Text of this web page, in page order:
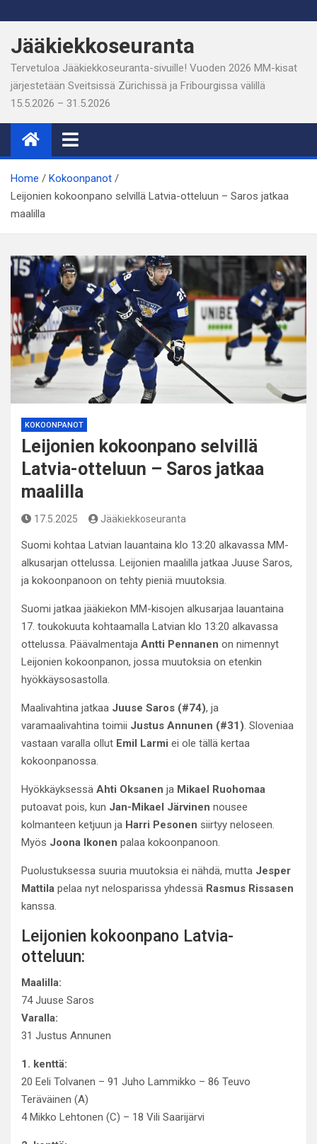
to
content
Jääkiekkoseuranta
Tervetuloa Jääkiekkoseuranta-sivuille! Vuoden 2026 MM-kisat
järjestetään Sveitsissä Zürichissä ja Fribourgissa välillä
15.5.2026 – 31.5.2026
Home
Kokoonpanot
Leijonien kokoonpano selvillä Latvia-otteluun – Saros jatkaa
maalilla
KOKOONPANOT
Leijonien kokoonpano selvillä
Latvia-otteluun – Saros jatkaa
maalilla
17.5.2025 Jääkiekkoseuranta
Suomi kohtaa Latvian lauantaina klo 13:20 alkavassa MM-
alkusarjan ottelussa. Leijonien maalilla jatkaa Juuse Saros,
ja kokoonpanoon on tehty pieniä muutoksia.
Suomi jatkaa jääkiekon MM-kisojen alkusarjaa lauantaina
17. toukokuuta kohtaamalla Latvian klo 13:20 alkavassa
ottelussa. Päävalmentaja Antti Pennanen on nimennyt
Leijonien kokoonpanon, jossa muutoksia on etenkin
hyökkäysosastolla.
Maalivahtina jatkaa Juuse Saros (#74), ja
varamaalivahtina toimii Justus Annunen (#31). Sloveniaa
vastaan varalla ollut Emil Larmi ei ole tällä kertaa
kokoonpanossa.
Hyökkäyksessä Ahti Oksanen ja Mikael Ruohomaa
putoavat pois, kun Jan-Mikael Järvinen nousee
kolmanteen ketjuun ja Harri Pesonen siirtyy neloseen.
Myös Joona Ikonen palaa kokoonpanoon.
Puolustuksessa suuria muutoksia ei nähdä, mutta Jesper
Mattila pelaa nyt nelosparissa yhdessä Rasmus Rissasen
kanssa.
Leijonien kokoonpano Latvia-
otteluun:
Maalilla:
74 Juuse Saros
Varalla:
31 Justus Annunen
1. kenttä:
20 Eeli Tolvanen – 91 Juho Lammikko – 86 Teuvo
Teräväinen (A)
4 Mikko Lehtonen (C) – 18 Vili Saarijärvi